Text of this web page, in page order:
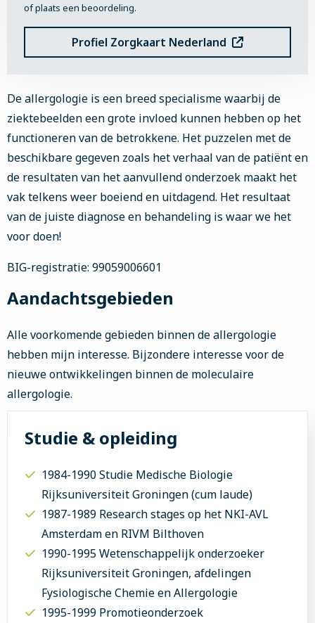
of plaats een beoordeling.
Profiel Zorgkaart Nederland
De allergologie is een breed specialisme waarbij de
ziektebeelden een grote invloed kunnen hebben op het
functioneren van de betrokkene. Het puzzelen met de
beschikbare gegeven zoals het verhaal van de patiënt en
de resultaten van het aanvullend onderzoek maakt het
vak telkens weer boeiend en uitdagend. Het resultaat
van de juiste diagnose en behandeling is waar we het
voor doen!
BIG-registratie: 99059006601
Aandachtsgebieden
Alle voorkomende gebieden binnen de allergologie
hebben mijn interesse. Bijzondere interesse voor de
nieuwe ontwikkelingen binnen de moleculaire
allergologie.
Studie & opleiding
1984-1990 Studie Medische Biologie
Rijksuniversiteit Groningen (cum laude)
1987-1989 Research stages op het NKI-AVL
Amsterdam en RIVM Bilthoven
1990-1995 Wetenschappelijk onderzoeker
Rijksuniversiteit Groningen, afdelingen
Fysiologische Chemie en Allergologie
1995-1999 Promotieonderzoek